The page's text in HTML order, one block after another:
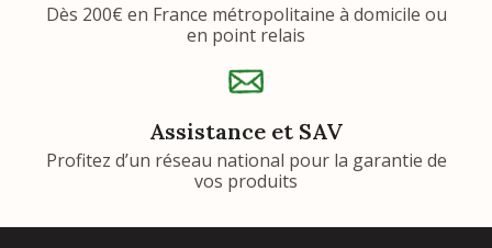
Dès 200€ en France métropolitaine à domicile ou
en point relais
Assistance et SAV
Profitez d’un réseau national pour la garantie de
vos produits